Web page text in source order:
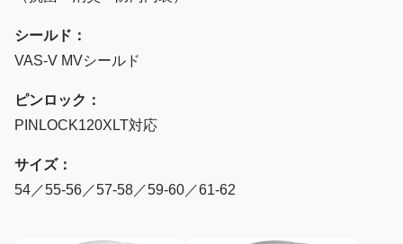
シールド：
VAS-V MVシールド
ピンロック：
PINLOCK120XLT対応
サイズ：
54／55-56／57-58／59-60／61-62